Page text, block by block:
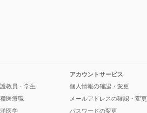
教員・学生
医療職
医学
アカウントサービス
個人情報の確認・変更
メールアドレスの確認・変更
パスワードの変更